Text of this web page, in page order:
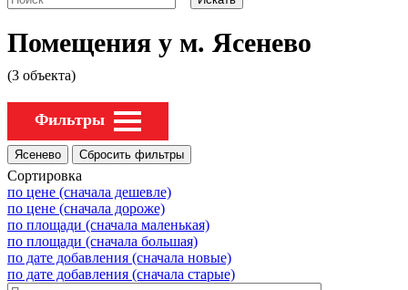
Помещения у м. Ясенево
(3 объекта)
Фильтры
Сортировка
по цене (сначала дешевле)
по цене (сначала дороже)
по площади (сначала маленькая)
по площади (сначала большая)
по дате добавления (сначала новые)
по дате добавления (сначала старые)